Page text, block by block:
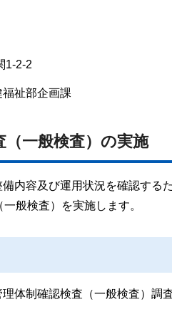
1-2-2
祉部企画課
（一般検査）の実施
内容及び運用状況を確認する
般検査）を実施します。
理体制確認検査（一般検査）調